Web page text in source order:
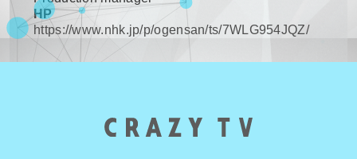
HP
https://www.nhk.jp/p/ogensan/ts/7WLG954JQZ/